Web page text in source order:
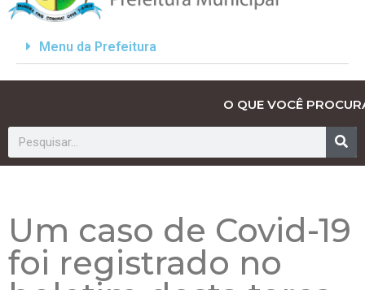
Menu da Prefeitura
O QUE VOCÊ
Um caso de Covid-19
foi registrado no